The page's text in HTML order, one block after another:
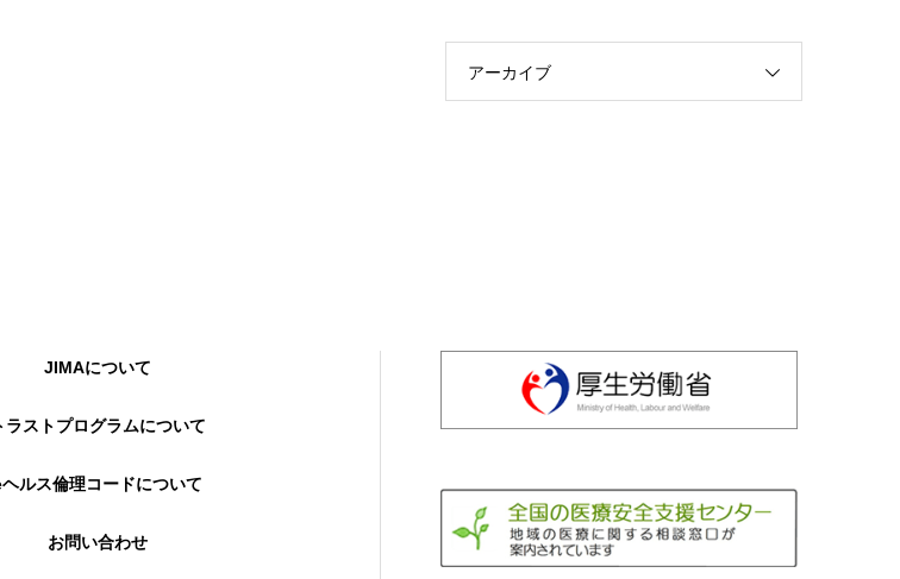
アーカイブ
JIMAについて
ラストプログラムについて
ルス倫理コードについて
お問い合わせ